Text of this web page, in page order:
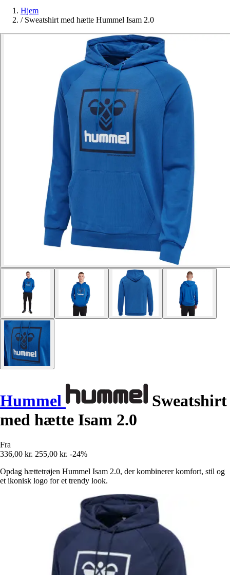
Hjem
/ Sweatshirt med hætte Hummel Isam 2.0
Hummel
Sweatshirt
med hætte Isam 2.0
Fra
336,00 kr. 255,00 kr. -24%
Opdag hættetrøjen Hummel Isam 2.0, der kombinerer komfort, stil og
et ikonisk logo for et trendy look.